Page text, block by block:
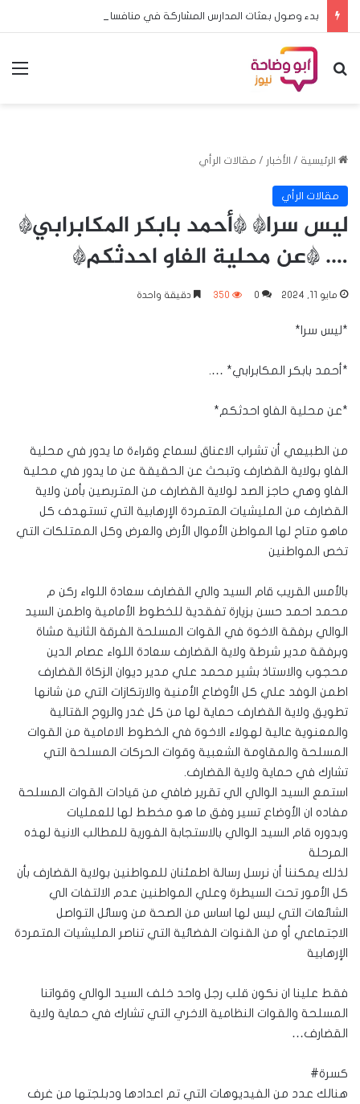
بحث عن
الرئيسية / الأخبار / مقالات الرأي
مقالات الرأي
ليس سرا* *أحمد بابكر المكابرابي*
…. *عن محلية الفاو احدثكم*
مايو 11, 2024 0
350 دقيقة واحدة
*ليس سرا*
*أحمد بابكر المكابرابي* ….
*عن محلية الفاو احدثكم*
من الطبيعي أن تشراب الاعناق لسماع وقراءة ما يدور في محلية
الفاو بولاية القضارف وتبحث عن الحقيقة عن ما يدور في محلية
الفاو وهي حاجز الصد لولاية القضارف من المتربصين بأمن ولاية
القضارف من المليشيات المتمردة الإرهابية التي تستهدف كل
ماهو متاح لها المواطن الأموال الأرض والعرض وكل الممتلكات التي
تخص المواطنين
بالأمس القريب قام السيد والي القضارف سعادة اللواء ركن م
محمد احمد حسن بزيارة تفقدية للخطوط الأمامية واطمن السيد
الوالي برفقة الاخوة في القوات المسلحة الفرقة الثانية مشاة
وبرفقة مدير شرطة ولاية القضارف سعادة اللواء عصام الدين
محجوب والاستاذ بشير محمد علي مدير ديوان الزكاة القضارف
اطمن الوفد علي كل الأوضاع الأمنية والارتكازات التي من شانها
تطويق ولاية القضارف حماية لها من كل غدر والروح القتالية
والمعنوية عالية لهولاء الاخوة في الخطوط الامامية من القوات
المسلحة والمقاومة الشعبية وقوات الحركات المسلحة التي
تشارك في حماية ولاية القضارف.
استمع السيد الوالي الي تقرير ضافي من قيادات القوات المسلحة
مفاده ان الأوضاع تسير وفق ما هو مخطط لها للعمليات
وبدوره قام السيد الوالي بالاستجابة الفورية للمطالب الانية لهذه
المرحلة
لذلك يمكننا أن نرسل رسالة اطمئنان للمواطنين بولاية القضارف بأن
كل الأمور تحت السيطرة وعلي المواطنين عدم الالتفات الي
الشائعات التي ليس لها اساس من الصحة من وسائل التواصل
الاجتماعي أو من القنوات الفضائية التي تناصر المليشيات المتمردة
الإرهابية
فقط علينا ان نكون قلب رجل واحد خلف السيد الوالي وقواتنا
المسلحة والقوات النظامية الاخري التي تشارك في حماية ولاية
القضارف…
كسرة#
هنالك عدد من الفيديوهات التي تم اعدادها ودبلجتها من غرف